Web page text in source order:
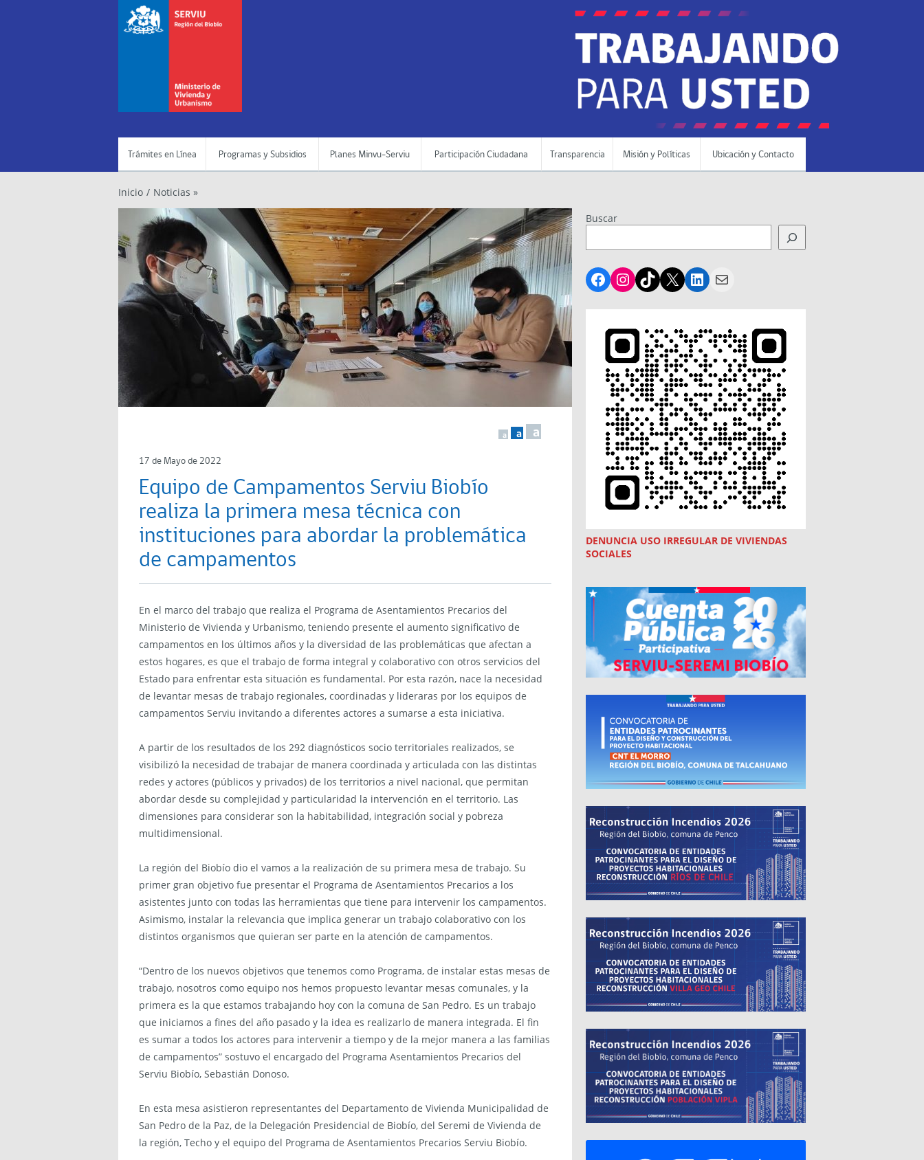
Trámites en Línea Programas y Subsidios Planes Minvu-Serviu Participación Ciudadana Transparencia Misión y Políticas Ubicación y Contacto
Inicio / Noticias »
a a a
17 de Mayo de 2022
Equipo de Campamentos Serviu Biobío
realiza la primera mesa técnica con
instituciones para abordar la problemática
de campamentos
En el marco del trabajo que realiza el Programa de Asentamientos Precarios del
Ministerio de Vivienda y Urbanismo, teniendo presente el aumento significativo de
campamentos en los últimos años y la diversidad de las problemáticas que afectan a
estos hogares, es que el trabajo de forma integral y colaborativo con otros servicios del
Estado para enfrentar esta situación es fundamental. Por esta razón, nace la necesidad
de levantar mesas de trabajo regionales, coordinadas y lideraras por los equipos de
campamentos Serviu invitando a diferentes actores a sumarse a esta iniciativa.
A partir de los resultados de los 292 diagnósticos socio territoriales realizados, se
visibilizó la necesidad de trabajar de manera coordinada y articulada con las distintas
redes y actores (públicos y privados) de los territorios a nivel nacional, que permitan
abordar desde su complejidad y particularidad la intervención en el territorio. Las
dimensiones para considerar son la habitabilidad, integración social y pobreza
multidimensional.
La región del Biobío dio el vamos a la realización de su primera mesa de trabajo. Su
primer gran objetivo fue presentar el Programa de Asentamientos Precarios a los
asistentes junto con todas las herramientas que tiene para intervenir los campamentos.
Asimismo, instalar la relevancia que implica generar un trabajo colaborativo con los
distintos organismos que quieran ser parte en la atención de campamentos.
“Dentro de los nuevos objetivos que tenemos como Programa, de instalar estas mesas de
trabajo, nosotros como equipo nos hemos propuesto levantar mesas comunales, y la
primera es la que estamos trabajando hoy con la comuna de San Pedro. Es un trabajo
que iniciamos a fines del año pasado y la idea es realizarlo de manera integrada. El fin
es sumar a todos los actores para intervenir a tiempo y de la mejor manera a las familias
de campamentos” sostuvo el encargado del Programa Asentamientos Precarios del
Serviu Biobío, Sebastián Donoso.
En esta mesa asistieron representantes del Departamento de Vivienda Municipalidad de
San Pedro de la Paz, de la Delegación Presidencial de Biobío, del Seremi de Vivienda de
la región, Techo y el equipo del Programa de Asentamientos Precarios Serviu Biobío.
Buscar
Facebook
Instagram
TikTok
X LinkedIn
Mail
DENUNCIA USO IRREGULAR DE VIVIENDAS
SOCIALES